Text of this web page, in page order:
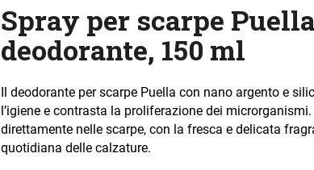
del
prodotto
è
5
stelle.
Spray per scarpe
deodorante, 150 ml
Il deodorante per scarpe Puella con nano argento e
l’igiene e contrasta la proliferazione dei
direttamente nelle scarpe, con la fresca e delicata
quotidiana delle calzature.